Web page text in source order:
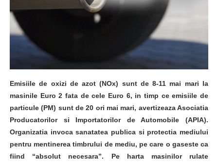
Emisiile de oxizi de azot (NOx) sunt de 8-11 mai mari la
masinile Euro 2 fata de cele Euro 6, in timp ce emisiile de
particule (PM) sunt de 20 ori mai mari, avertizeaza Asociatia
Producatorilor si Importatorilor de Automobile (APIA).
Organizatia invoca sanatatea publica si protectia mediului
pentru mentinerea timbrului de mediu, pe care o gaseste ca
fiind “absolut necesara”. Pe harta masinilor rulate